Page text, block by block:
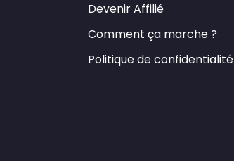
Devenir Affilié
Comment ça marche ?
Politique de confidentialité